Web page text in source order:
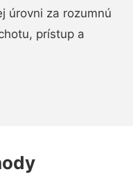
úrovni za rozumnú
prístup a